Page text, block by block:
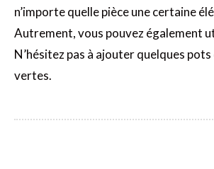
n’importe quelle pièce une certaine
Autrement, vous pouvez également
N’hésitez pas à ajouter quelques
vertes.